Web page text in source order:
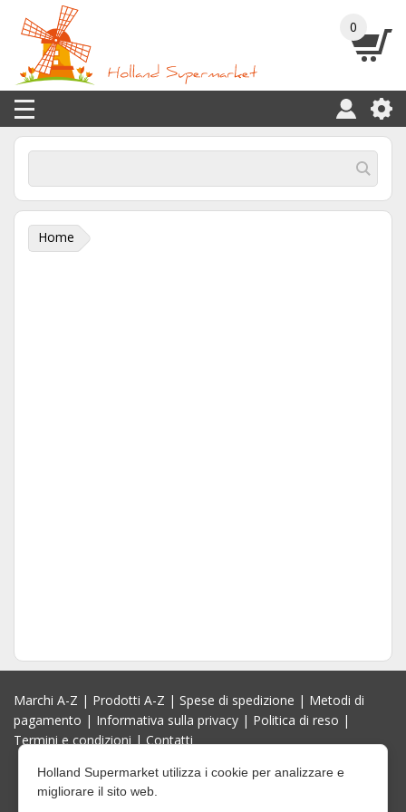
0
Home
Marchi A-Z | Prodotti A-Z | Spese di spedizione | Metodi di
pagamento | Informativa sulla privacy | Politica di reso |
Termini e condizioni|Contatti
Holland Supermarket utilizza i cookie per analizzare e
migliorare il sito web.